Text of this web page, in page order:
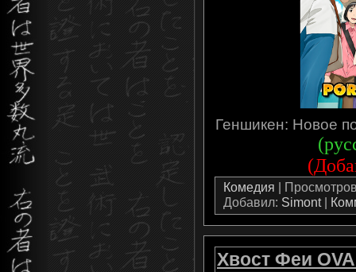
Геншикен: Новое
Комедия |
Добавил: Simont|
Хвост Феи